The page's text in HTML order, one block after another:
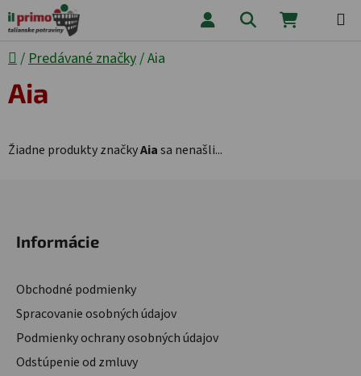
Prejsť na obsah Hľadať
Domov
/ Predávané značky/Aia
Aia
Žiadne produkty značkyAiasa nenašli...
Informácie
Obchodné podmienky
Spracovanie osobných údajov
Podmienky ochrany osobných údajov
Odstúpenie od zmluvy